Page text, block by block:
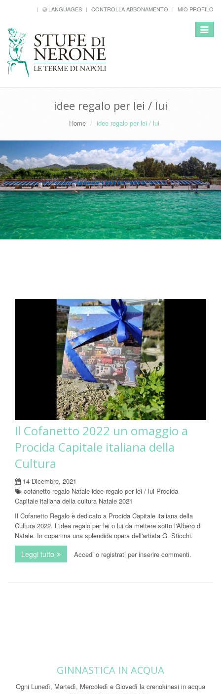
LANGUAGES CONTROLLA ABBONAMENTO MIO PROFILO
Toggle
idee regalo per lei / lui
Home idee regalo per lei / lui
Il Cofanetto 2022 un omaggio a
Procida Capitale italiana della
Cultura
14 Dicembre, 2021
cofanetto regalo Natale idee regalo per lei / lui Procida
Capitale italiana della cultura Natale 2021
Il Cofanetto Regalo è dedicato a Procida Capitale italiana della
Cultura 2022. L'idea regalo per lei o lui da mettere sotto l'Albero di
Natale. In copertina una splendida opera dell'artista G. Sticchi.
Leggi tutto su Il Cofanetto 2022 un omaggio a Procida Capitale
Accedi o registrati per inserire commenti.
GINNASTICA IN ACQUA
Ogni Lunedì, Martedì, Mercoledì e Giovedì la crenokinesi in acqua